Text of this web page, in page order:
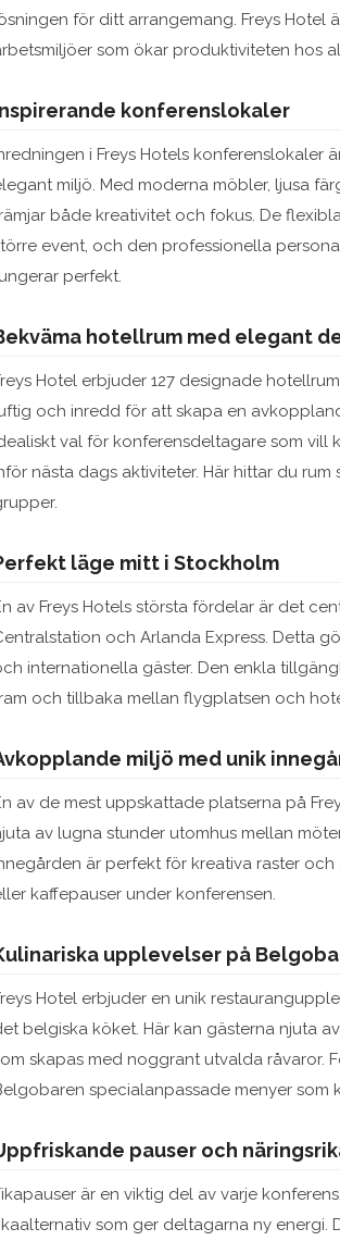
för ditt arrangemang. Freys
som ökar produktiviteten hos
konferenslokaler
i Freys Hotels
miljö. Med moderna möbler, ljusa
både kreativitet och fokus. De
event, och den professionella
perfekt.
hotellrum med elegant
Hotel erbjuder 127 designade
och inredd för att skapa en
val för konferensdeltagare som vill
nästa dags aktiviteter. Här hittar du
läge mitt i Stockholm
av Freys Hotels största fördelar är det
och Arlanda Express. Detta
internationella gäster. Den enkla
och tillbaka mellan flygplatsen och
miljö med unik
av de mest uppskattade platserna på
av lugna stunder utomhus mellan
är perfekt för kreativa raster
kaffepauser under konferensen.
upplevelser på
Hotel erbjuder en unik
belgiska köket. Här kan gästerna njuta
skapas med noggrant utvalda råvaror.
specialanpassade menyer som
pauser och
är en viktig del av varje
som ger deltagarna ny energi.